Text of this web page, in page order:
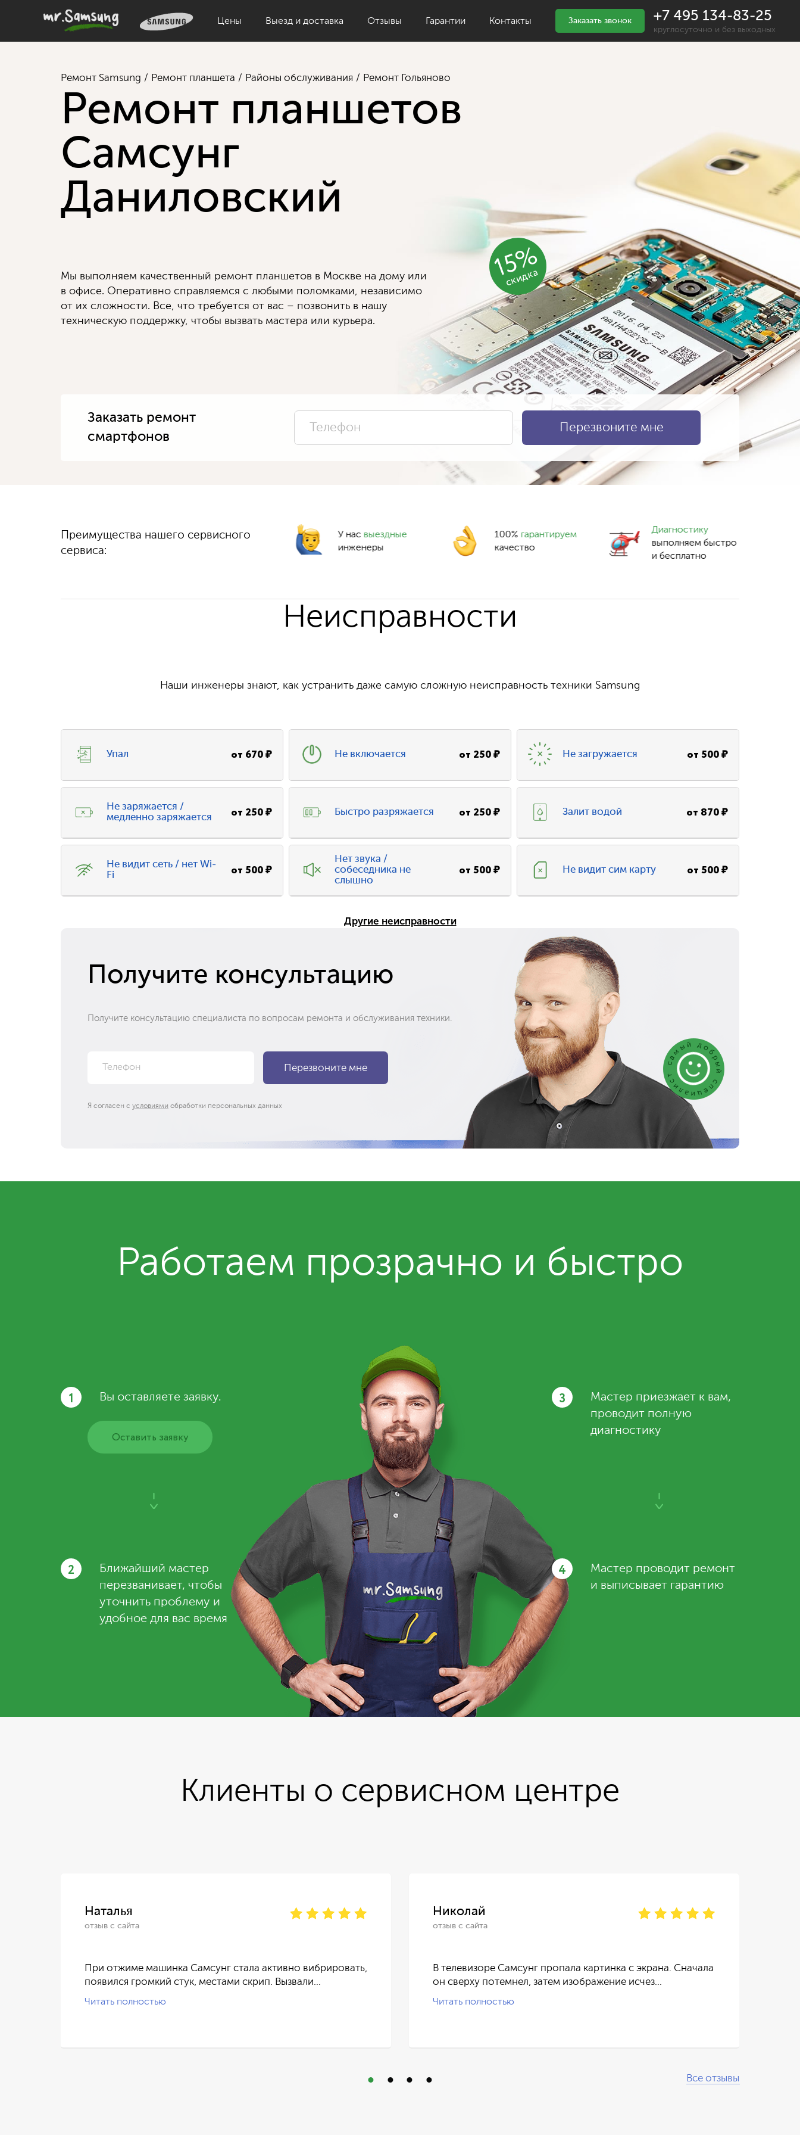
Цены Выезд и доставка Отзывы Гарантии Контакты Заказать звонок +7 495 134-83-25
круглосуточно и без выходных
15%
скидка
Ремонт Samsung Ремонт планшета Районы обслуживания Ремонт Гольяново
Ремонт планшетов
Самсунг
Даниловский
Мы выполняем качественный ремонт планшетов в Москве на дому или
в офисе. Оперативно справляемся с любыми поломками, независимо
от их сложности. Все, что требуется от вас – позвонить в нашу
техническую поддержку, чтобы вызвать мастера или курьера.
Заказать ремонт
смартфонов
Преимущества нашего сервисного
сервиса:
гарантируем
качество
выполняем быстро
У нас выездные
инженеры
100%гарантируем
качество
Диагностику
выполняем быстро
и бесплатно
Неисправности
Наши инженеры знают, как устранить даже самую сложную неисправность техники Samsung
Упал от 670₽ Не включается от 250₽ Не загружается от500₽
Не заряжается /
медленно заряжается
от 250₽ Быстро разряжается от 250₽ Залит водой от 870₽
Не видит сеть / нет Wi-
Fi
от500₽
Нет звука /
собеседника не
слышно
от500₽ Не видит сим карту от500₽
Другие неисправности
Получите консультацию
Получите консультацию специалиста по вопросам ремонта и обслуживания техники.
Я согласен с условиями обработки персональных данных
Работаем прозрачно и быстро
1 Вы оставляете заявку.
Оставить заявку
3
Мастер приезжает к вам,
проводит полную
диагностику
2
Ближайший мастер
перезванивает, чтобы
уточнить проблему и
удобное для вас время
4
Мастер проводит ремонт
и выписывает гарантию
Клиенты о сервисном центре
Наталья
отзыв с сайта
При отжиме машинка Самсунг стала активно вибрировать,
появился громкий стук, местами скрип. Вызвали…
Читать полностью
Николай
отзыв с сайта
В телевизоре Самсунг пропала картинка с экрана. Сначала
он сверху потемнел, затем изображение исчез…
Читать полностью
Все отзывы